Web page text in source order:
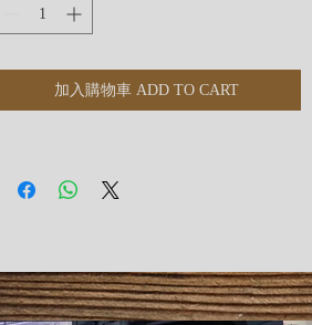
加入購物車 ADD TO CART